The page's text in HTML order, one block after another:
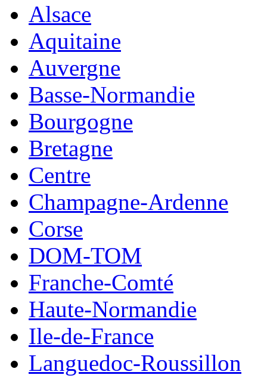
Alsace
Aquitaine
Auvergne
Basse-Normandie
Bourgogne
Bretagne
Centre
Champagne-Ardenne
Corse
DOM-TOM
Franche-Comté
Haute-Normandie
Ile-de-France
Languedoc-Roussillon